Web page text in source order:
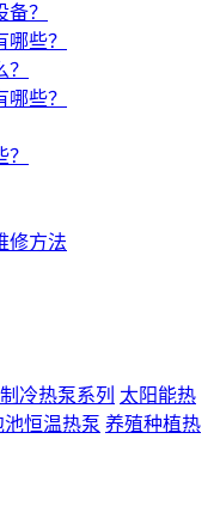
？
些？
些？
修方法
冷热泵系列 太阳能热
恒温热泵 养殖种植热